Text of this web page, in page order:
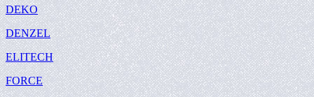
DEKO
DENZEL
ELITECH
FORCE